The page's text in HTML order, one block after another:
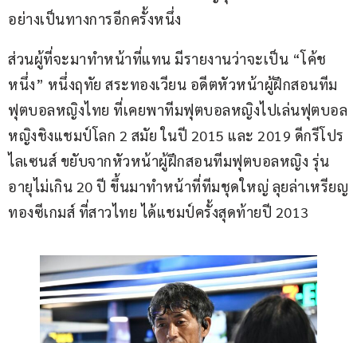
อย่างเป็นทางการอีกครั้งหนึ่ง
ส่วนผู้ที่จะมาทำหน้าที่แทน มีรายงานว่าจะเป็น “โค้ช
หนึ่ง” หนึ่งฤทัย สระทองเวียน อดีตหัวหน้าผู้ฝึกสอนทีม
ฟุตบอลหญิงไทย ที่เคยพาทีมฟุตบอลหญิงไปเล่นฟุตบอล
หญิงชิงแชมป์โลก 2 สมัย ในปี 2015 และ 2019 ดีกรีโปร
ไลเซนส์ ขยับจากหัวหน้าผู้ฝึกสอนทีมฟุตบอลหญิง รุ่น
อายุไม่เกิน 20 ปี ขึ้นมาทำหน้าที่ทีมชุดใหญ่ ลุยล่าเหรียญ
ทองซีเกมส์ ที่สาวไทย ได้แชมป์ครั้งสุดท้ายปี 2013